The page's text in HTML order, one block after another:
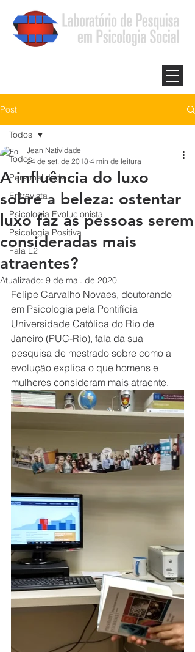
Post
Todos
Personalidade
Entrevista
Psicologia Evolucionista
Psicologia Positiva
Fala L2
Todos
A influência do luxo
sobre a beleza: ostentar
luxo faz as pessoas serem
consideradas mais
atraentes?
Jean Natividade
24 de set. de 2018 4 min de leitura
Atualizado: 9 de mai. de 2020
Felipe Carvalho Novaes, doutorando
em Psicologia pela Pontifícia
Universidade Católica do Rio de
Janeiro (PUC-Rio), fala da sua
pesquisa de mestrado sobre como a
evolução explica o que homens e
mulheres consideram mais atraente.